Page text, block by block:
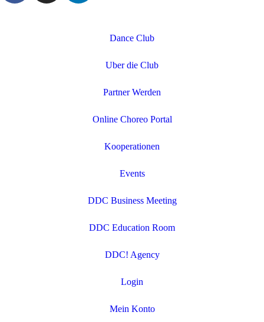
Dance Club
Uber die Club
Partner Werden
Online Choreo Portal
Kooperationen
Events
DDC Business Meeting
DDC Education Room
DDC! Agency
Login
Mein Konto